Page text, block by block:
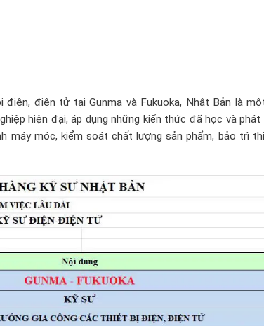
điện tử tại Gunma và Fukuoka, Nhật Bản là
hiện đại, áp dụng những kiến thức đã học và
máy móc, kiểm soát chất lượng sản phẩm, bảo trì